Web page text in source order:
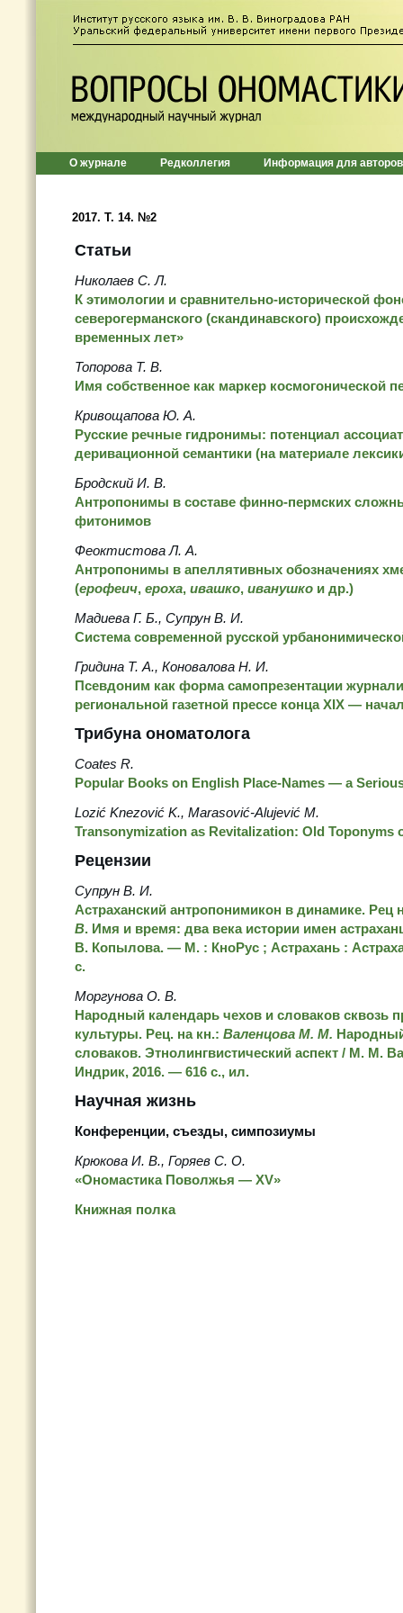
О журнале Редколлегия Информация для авторов
2017. T. 14. №2
Статьи
Николаев С. Л.
К этимологии и сравнительно-исторической
северогерманского (скандинавского)
временных лет»
Топорова Т. В.
Имя собственное как маркер космогонической
Кривощапова Ю. А.
Русские речные гидронимы: потенциал
деривационной семантики (на материале
Бродский И. В.
Антропонимы в составе финно-пермских
фитонимов
Феоктистова Л. А.
Антропонимы в апеллятивных обозначениях
(ерофеич, ероха, ивашко, иванушко и др.)
Мадиева Г. Б., Супрун В. И.
Система современной русской
Гридина Т. А., Коновалова Н. И.
Псевдоним как форма самопрезентации
региональной газетной прессе конца ХIХ —
Трибуна ономатолога
Coates R.
Popular Books on English Place-Names — a
Lozić Knezović K., Marasović-Alujević M.
Transonymization as Revitalization: Old Toponyms
Рецензии
Супрун В. И.
Астраханский антропонимикон в динамике. Рец
В. Имя и время: два века истории имен
В. Копылова. — М. : КноРус ; Астрахань :
c.
Моргунова О. В.
Народный календарь чехов и словаков сквозь
культуры. Рец. на кн.: Валенцова М. М.
словаков. Этнолингвистический аспект / М. М.
Индрик, 2016. — 616 с., ил.
Научная жизнь
Конференции, съезды, симпозиумы
Крюкова И. В., Горяев С. О.
«Ономастика Поволжья — XV»
Книжная полка